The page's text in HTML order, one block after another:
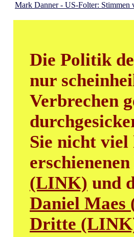
Mark Danner - US-Folter: Stimmen
Die Politik
nur
Verbrechen
Sie nicht viel
erschienenen
(LINK) und
Daniel
Dritte